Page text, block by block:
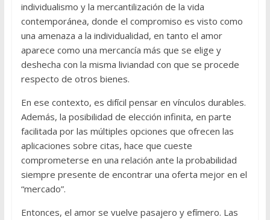
individualismo y la mercantilización de la vida
contemporánea, donde el compromiso es visto como
una amenaza a la individualidad, en tanto el amor
aparece como una mercancía más que se elige y
deshecha con la misma liviandad con que se procede
respecto de otros bienes.
En ese contexto, es difícil pensar en vínculos durables.
Además, la posibilidad de elección infinita, en parte
facilitada por las múltiples opciones que ofrecen las
aplicaciones sobre citas, hace que cueste
comprometerse en una relación ante la probabilidad
siempre presente de encontrar una oferta mejor en el
“mercado”.
Entonces, el amor se vuelve pasajero y efímero. Las